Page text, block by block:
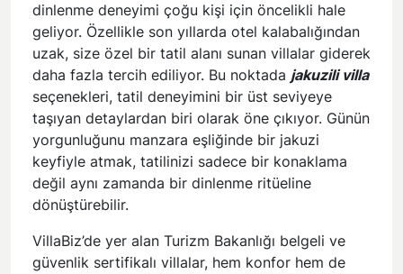
dinlenme deneyimi çoğu kişi için öncelikli hale
geliyor. Özellikle son yıllarda otel kalabalığından
uzak, size özel bir tatil alanı sunan villalar giderek
daha fazla tercih ediliyor. Bu noktada jakuzili villa
seçenekleri, tatil deneyimini bir üst seviyeye
taşıyan detaylardan biri olarak öne çıkıyor. Günün
yorgunluğunu manzara eşliğinde bir jakuzi
keyfiyle atmak, tatilinizi sadece bir konaklama
değil aynı zamanda bir dinlenme ritüeline
dönüştürebilir.
VillaBiz’de yer alan Turizm Bakanlığı belgeli ve
güvenlik sertifikalı villalar, hem konfor hem de